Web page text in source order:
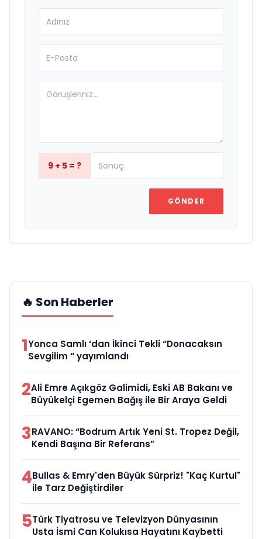
9 + 5 = ?
GÖNDER
🔥 Son Haberler
1Yonca Samlı ‘dan İkinci Tekli “Donacaksın
Sevgilim “ yayımlandı
2Ali Emre Açıkgöz Galimidi, Eski AB Bakanı ve
Büyükelçi Egemen Bağış ile Bir Araya Geldi
3RAVANO: “Bodrum Artık Yeni St. Tropez Değil,
Kendi Başına Bir Referans”
4Bullas & Emry'den Büyük Sürpriz! "Kaç Kurtul"
ile Tarz Değiştirdiler
5Türk Tiyatrosu ve Televizyon Dünyasının
Usta İsmi Can Kolukısa Hayatını Kaybetti